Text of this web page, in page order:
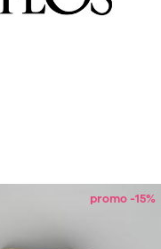
promo -15%